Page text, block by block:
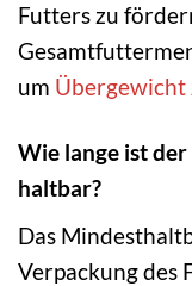
Futters zu
um Übergewicht
Wie lange ist
haltbar?
Das
Verpackung des